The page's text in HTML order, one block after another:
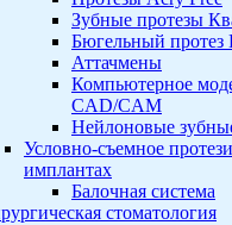
Зубные протезы
Бюгельный протез
Аттачмены
Компьютерное
CAD/CAM
Нейлоновые
Условно-съемное
имплантах
Балочная система
стоматология